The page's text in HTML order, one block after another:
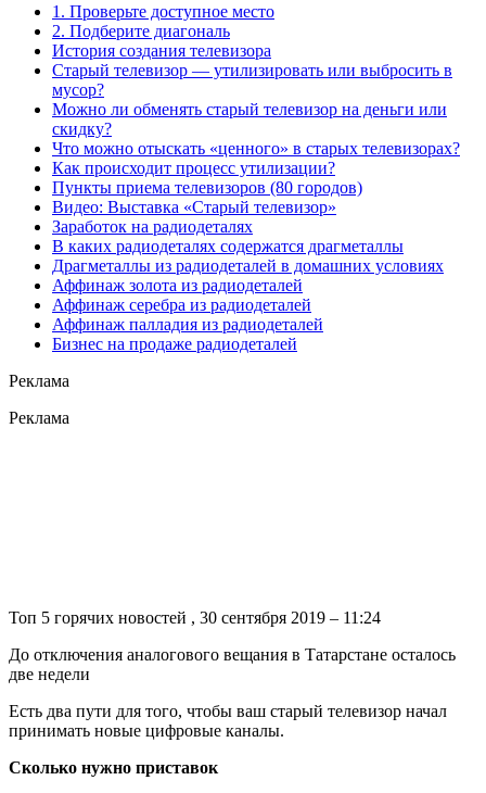
1. Проверьте доступное место
2. Подберите диагональ
История создания телевизора
Старый телевизор — утилизировать или выбросить в
мусор?
Можно ли обменять старый телевизор на деньги или
скидку?
Что можно отыскать «ценного» в старых телевизорах?
Как происходит процесс утилизации?
Пункты приема телевизоров (80 городов)
Видео: Выставка «Старый телевизор»
Заработок на радиодеталях
В каких радиодеталях содержатся драгметаллы
Драгметаллы из радиодеталей в домашних условиях
Аффинаж золота из радиодеталей
Аффинаж серебра из радиодеталей
Аффинаж палладия из радиодеталей
Бизнес на продаже радиодеталей
Реклама
Реклама
Топ 5 горячих новостей , 30 сентября 2019 – 11:24
До отключения аналогового вещания в Татарстане осталось
две недели
Есть два пути для того, чтобы ваш старый телевизор начал
принимать новые цифровые каналы.
Сколько нужно приставок